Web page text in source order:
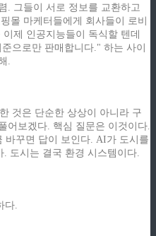
. 그들이 서로 정보를 교환하고
몰 마케터들에게 회사들이 로비
제 인공지능들이 독식할 텐데
으로만 판매합니다." 하는 사이
.
것은 단순한 상상이 아니라 구
어보겠다. 핵심 질문은 이것이다.
바꾸면 답이 보인다. AI가 도시를
도시는 결국 환경 시스템이다.
다.